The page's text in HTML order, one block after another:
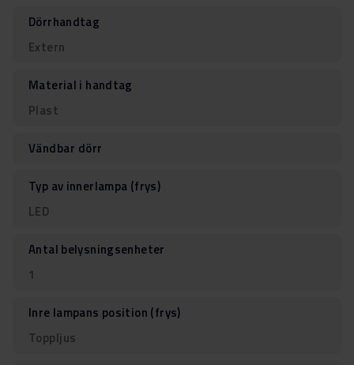
Dörrhandtag
Extern
Material i handtag
Plast
Vändbar dörr
Typ av innerlampa (frys)
LED
Antal belysningsenheter
1
Inre lampans position (frys)
Toppljus